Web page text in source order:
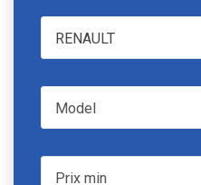
RENAULTRENAULT
ModelModel
Prix minPrix min